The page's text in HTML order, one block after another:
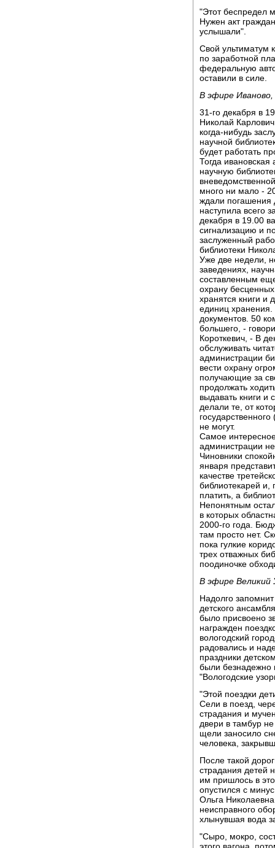
"Этот беспредел
Нужен акт
услышали".
Свой ультиматум
по заработной
федеральную
оставили в силе.
В эфире Иваново,
31-го декабря в
Николай
когда-нибудь
научной
будет работать
Тогда
научную
много ни мало -
ждали погашения
наступила всего
декабря в 19.00
сигнализацию и
заслуженный
библиотеки
Уже две недели,
заведениях,
составленным
охрану
хранятся книги и
единиц
документов. 50
большего, -
Короткевич, - В
обслуживать
администрации
вести охрану
получающие за
продолжать
выдавать книги и
делали те, от
не могут.
Самое
администрации
Чиновники
января
качестве
библиотекарей и,
платить, а
Непонятным
в которых
2000-го года.
там просто нет.
пока гулкие
трех отважных
поодиночке
В эфире
Надолго
детского
было присвоено
награжден
вологодский
радовались и
праздники
были безнадежно
"Вологодские
"Этой поездки
Сели в поезд,
страдания и
двери в тамбур
щели заносило
человека,
После такой
страдания детей
им пришлось в
опустился с
Ольга
неисправного
хлынувшая вода
"Сыро, мокро,
этого вагона,